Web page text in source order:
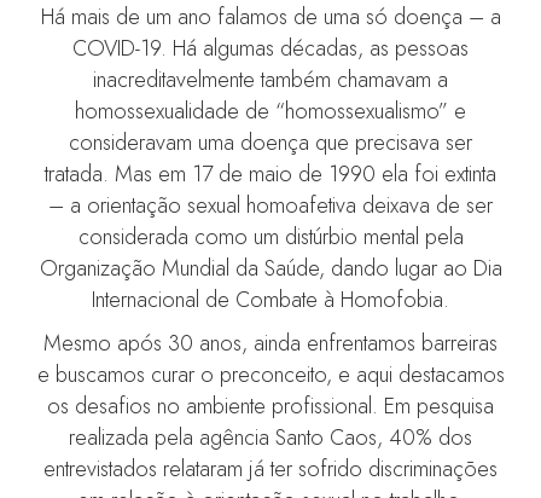
Há mais de um ano falamos de uma só doença – a
COVID-19. Há algumas décadas, as pessoas
inacreditavelmente também chamavam a
homossexualidade de “homossexualismo” e
consideravam uma doença que precisava ser
tratada. Mas em 17 de maio de 1990 ela foi extinta
– a orientação sexual homoafetiva deixava de ser
considerada como um distúrbio mental pela
Organização Mundial da Saúde, dando lugar ao Dia
Internacional de Combate à Homofobia.
Mesmo após 30 anos, ainda enfrentamos barreiras
e buscamos curar o preconceito, e aqui destacamos
os desafios no ambiente profissional. Em pesquisa
realizada pela agência Santo Caos, 40% dos
entrevistados relataram já ter sofrido discriminações